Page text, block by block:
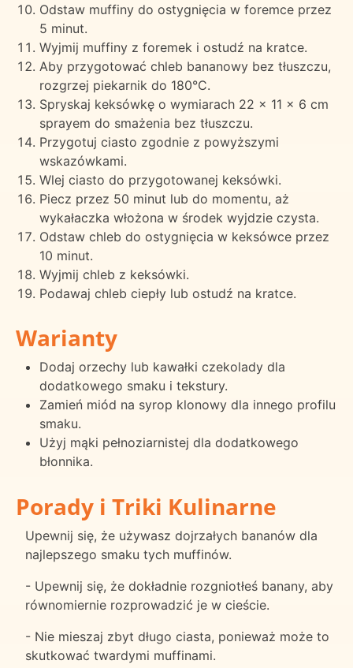
Odstaw muffiny do ostygnięcia w foremce przez
5 minut.
Wyjmij muffiny z foremek i ostudź na kratce.
Aby przygotować chleb bananowy bez tłuszczu,
rozgrzej piekarnik do 180°C.
Spryskaj keksówkę o wymiarach 22 x 11 x 6 cm
sprayem do smażenia bez tłuszczu.
Przygotuj ciasto zgodnie z powyższymi
wskazówkami.
Wlej ciasto do przygotowanej keksówki.
Piecz przez 50 minut lub do momentu, aż
wykałaczka włożona w środek wyjdzie czysta.
Odstaw chleb do ostygnięcia w keksówce przez
10 minut.
Wyjmij chleb z keksówki.
Podawaj chleb ciepły lub ostudź na kratce.
Warianty
Dodaj orzechy lub kawałki czekolady dla
dodatkowego smaku i tekstury.
Zamień miód na syrop klonowy dla innego profilu
smaku.
Użyj mąki pełnoziarnistej dla dodatkowego
błonnika.
Porady i Triki Kulinarne
Upewnij się, że używasz dojrzałych bananów dla
najlepszego smaku tych muffinów.
- Upewnij się, że dokładnie rozgniotłeś banany, aby
równomiernie rozprowadzić je w cieście.
- Nie mieszaj zbyt długo ciasta, ponieważ może to
skutkować twardymi muffinami.